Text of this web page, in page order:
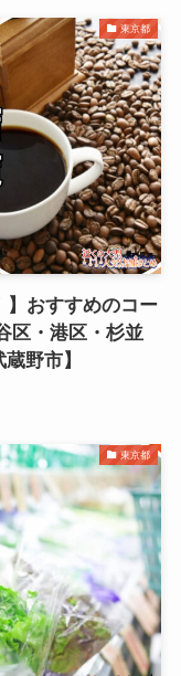
東京都
】おすすめのコー
区・港区・杉並
野市】
東京都